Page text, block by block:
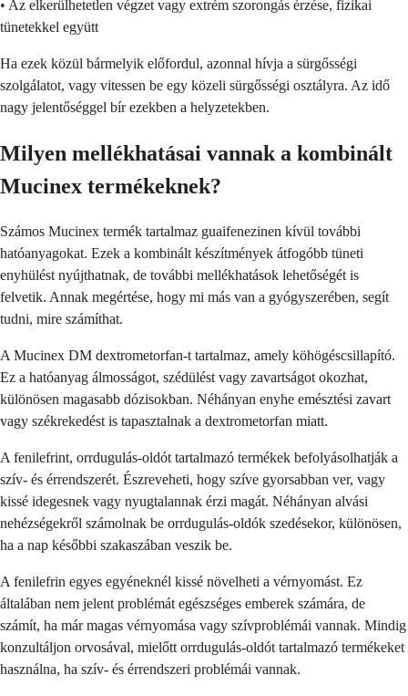
• Az elkerülhetetlen végzet vagy extrém szorongás érzése, fizikai
tünetekkel együtt
Ha ezek közül bármelyik előfordul, azonnal hívja a sürgősségi
szolgálatot, vagy vitessen be egy közeli sürgősségi osztályra. Az idő
nagy jelentőséggel bír ezekben a helyzetekben.
Milyen mellékhatásai vannak a kombinált
Mucinex termékeknek?
Számos Mucinex termék tartalmaz guaifenezinen kívül további
hatóanyagokat. Ezek a kombinált készítmények átfogóbb tüneti
enyhülést nyújthatnak, de további mellékhatások lehetőségét is
felvetik. Annak megértése, hogy mi más van a gyógyszerében, segít
tudni, mire számíthat.
A Mucinex DM dextrometorfan-t tartalmaz, amely köhögéscsillapító.
Ez a hatóanyag álmosságot, szédülést vagy zavartságot okozhat,
különösen magasabb dózisokban. Néhányan enyhe emésztési zavart
vagy székrekedést is tapasztalnak a dextrometorfan miatt.
A fenilefrint, orrdugulás-oldót tartalmazó termékek befolyásolhatják a
szív- és érrendszerét. Észreveheti, hogy szíve gyorsabban ver, vagy
kissé idegesnek vagy nyugtalannak érzi magát. Néhányan alvási
nehézségekről számolnak be orrdugulás-oldók szedésekor, különösen,
ha a nap későbbi szakaszában veszik be.
A fenilefrin egyes egyéneknél kissé növelheti a vérnyomást. Ez
általában nem jelent problémát egészséges emberek számára, de
számít, ha már magas vérnyomása vagy szívproblémái vannak. Mindig
konzultáljon orvosával, mielőtt orrdugulás-oldót tartalmazó termékeket
használna, ha szív- és érrendszeri problémái vannak.